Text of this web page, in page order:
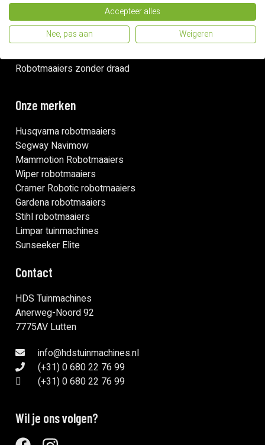
Installatie
Robotmaaiers zonder draad
Onze merken
Husqvarna robotmaaiers
Segway Navimow
Mammotion Robotmaaiers
Wiper robotmaaiers
Cramer Robotic robotmaaiers
Gardena robotmaaiers
Stihl robotmaaiers
Limpar tuinmachines
Sunseeker Elite
Contact
HDS Tuinmachines
Anerweg-Noord 92
7775AV Lutten
info@hdstuinmachines.nl
(+31) 0 680 22 76 99
(+31) 0 680 22 76 99
Wil je ons volgen?
Accepteer alles
Nee, pas aan
Weigeren